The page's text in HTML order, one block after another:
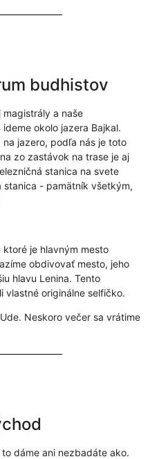
budhistov
magistrály a naše
okolo jazera Bajkal.
jazero, podľa nás je toto
zo zastávok na trase je aj
stanica na svete
stanica - pamätník všetkým,
je hlavným mesto
obdivovať mesto, jeho
hlavu Lenina. Tento
vlastné originálne selfičko.
Neskoro večer sa vrátime
dáme ani nezbadáte ako.